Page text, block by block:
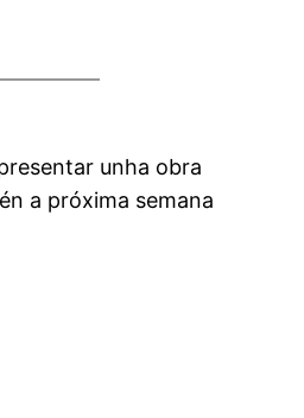
unha obra
a próxima semana